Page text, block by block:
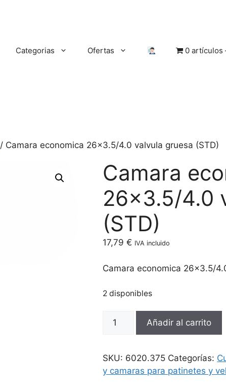
Categorias Ofertas 0 artículos
/ Camara economica 26×3.5/4.0 valvula gruesa (STD)
Camara
26×3.5/4.0
(STD)
17,79€ IVA incluido
Camara economica 26×3.5/
2 disponibles
Camara
valvula
gruesa
Añadir al carrito
SKU: 6020.375 Categorías:
y camaras para patinetes y